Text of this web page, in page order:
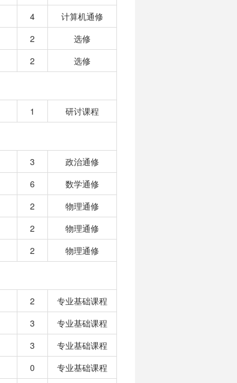
4
计算机通修
2
选修
2 选修
1 研讨课程
3
政治通修
6
数学通修
2
物理通修
2
物理通修
2 物理通修
2
专业基础课程
3
专业基础课程
3
专业基础课程
0
专业基础课程